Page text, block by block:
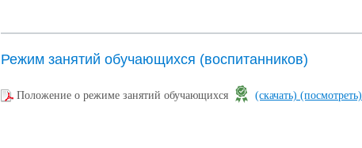
Режим занятий обучающихся (воспитанников)
Положение о режиме занятий обучающихся (скачать) (посмотреть)